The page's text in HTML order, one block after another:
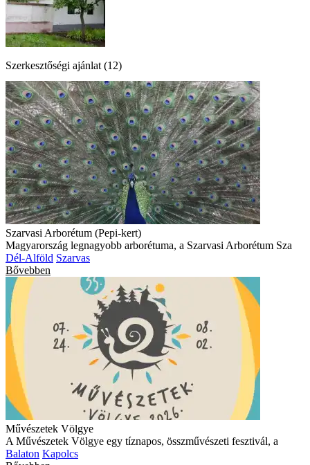
Szerkesztőségi ajánlat (12)
Szarvasi Arborétum (Pepi-kert)
Magyarország legnagyobb arborétuma, a Szarvasi Arborétum Sza
Dél-Alföld Szarvas
Bővebben
Művészetek Völgye
A Művészetek Völgye egy tíznapos, összművészeti fesztivál, a
Balaton Kapolcs